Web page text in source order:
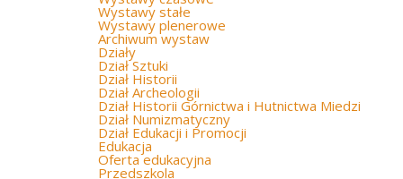
Wystawy stałe
Wystawy plenerowe
Archiwum wystaw
Działy
Dział Sztuki
Dział Historii
Dział Archeologii
Dział Historii Górnictwa i Hutnictwa Miedzi
Dział Numizmatyczny
Dział Edukacji i Promocji
Edukacja
Oferta edukacyjna
Przedszkola